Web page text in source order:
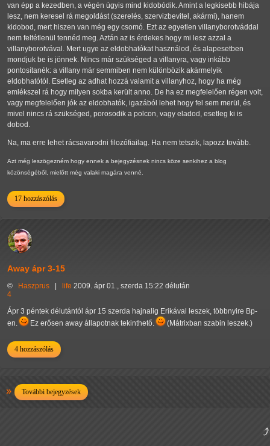
van épp a kezedben, a végén úgyis mind kidobódik. Amint a legkisebb hibája
lesz, nem keresel rá megoldást (szerelés, szervizbevitel, akármi), hanem
kidobod, mert hiszen van még egy csomó. Ezt az egyetlen villanyborotváddal
nem feltétlenül tennéd meg. Aztán az is érdekes hogy mi lesz azzal a
villanyborotvával. Mert ugye az eldobhatókat használod, és alapesetben
mondjuk be is jönnek. Nincs már szükséged a villanyra, vagy inkább
pontosítanék: a villany már semmiben nem különbözik akármelyik
eldobhatótól. Esetleg az adhat hozzá valamit a villanyhoz, hogy ha még
emlékszel rá hogy milyen sokba került anno. De ha ez megfelelően régen volt,
vagy megfelelően jók az eldobhatók, igazából lehet hogy fel sem merül, és
mivel nincs rá szükséged, porosodik a polcon, vagy eladod, esetleg ki is
dobod.
Na, ma erre lehet rácsavarodni filozófiailag. Ha nem tetszik, lapozz tovább.
Azt még leszögezném hogy ennek a bejegyzésnek nincs köze senkihez a blog
közönségéből, mielőtt még valaki magára venné.
17 hozzászólás
Away ápr 3-15
© Haszprus life 2009. ápr 01., szerda 15:22 délután
4
Ápr 3 péntek délutántól ápr 15 szerda hajnalig Erikával leszek, többnyire Bp-
en.
Ez erősen away állapotnak tekinthető. (Mátrixban szabin leszek.)
4 hozzászólás
További bejegyzések